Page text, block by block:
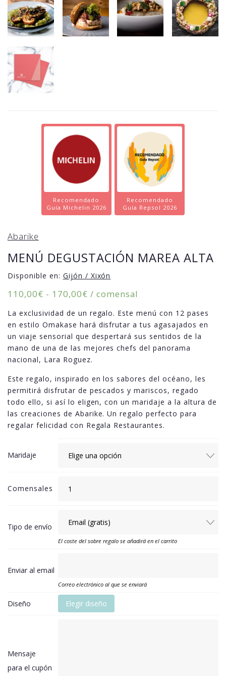
Recomendado
Guía Michelin 2026
Recomendado
Guía Repsol 2026
Abarike
MENÚ DEGUSTACIÓN MAREA ALTA
Disponible en: Gijón / Xixón
110,00€ - 170,00€Rango
precios:
desde
110,00€
hasta
170,00€
/ comensal
La exclusividad de un regalo. Este menú con 12 pases
en estilo Omakase hará disfrutar a tus agasajados en
un viaje sensorial que despertará sus sentidos de la
mano de una de las mejores chefs del panorama
nacional, Lara Roguez.
Este regalo, inspirado en los sabores del océano, les
permitirá disfrutar de pescados y mariscos, regado
todo ello, si así lo eligen, con un maridaje a la altura de
las creaciones de Abarike. Un regalo perfecto para
regalar felicidad con Regala Restaurantes.
Maridaje
Comensales
Tipo de envío
El coste del sobre regalo se añadirá en el carrito
Enviar al email
Correo electrónico al que se enviará
Diseño Elegir diseño
Mensaje
para el cupón